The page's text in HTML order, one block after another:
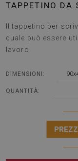
TAPPETINO DA
Il tappetino per
quale può essere
lavoro.
DIMENSIONI:
QUANTITÀ: